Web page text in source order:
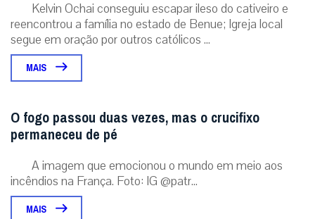
Kelvin Ochai conseguiu escapar ileso do cativeiro e
reencontrou a família no estado de Benue; Igreja local
segue em oração por outros católicos ...
MAIS
O fogo passou duas vezes, mas o crucifixo
permaneceu de pé
A imagem que emocionou o mundo em meio aos
incêndios na França. Foto: IG @patr...
MAIS